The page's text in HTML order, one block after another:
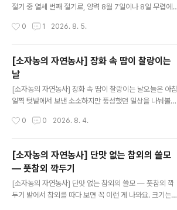
절기 중 열세 번째 절기로, 양력 8월 7일이나 8일 무렵에
는 때이다. 대서와 처서 사이에 들며, 동양의 역법에서는 이
(孟秋), 곧 초가을이라 부르는 것도 같은 까닭이다. 지난 대
서 편에서 삼복이 절기가 아니라 잡절이라는 이야기를 다.
그 삼복의 마지막인 말복은 입추가 지난 뒤 첫 경일(庚日)
에 든다. 그러니까 말복은 언제나 입추 뒤에 온다. 올해로
치면 입추가 8월 7일, 말복이 8월 14일이다. 게다가 올해
해이다. 더위가 그만큼 길게 늘어진다는 뜻이다. 가을이..
0 1 2026. 8. 5.
[소자농의 자연농사] 장화 속 땀이 찰랑이는
날
[소자농의 자연농사] 장화 속 땀이 찰랑이는 날오늘은 아침
일찍 텃밭에서 보낸 소소하지만 풍성했던 일상을 나눠볼게
하니, 마침 공동체 회원님과 그분의 형수님께서도 일찍 나
정성스런 아침상을 차렸죠. 윤기 흐르는 찰밥에 구운 김, 찐
옥수수와 깻잎장아찌, 전라도식 김치, 그리고 상큼한 과일
까지… 밭 한가운데서 즐기는 뷔페 부럽지 않은 아침 식사
덕분에 금세 기분 좋은 배부름이 찾아왔어요. 예초기 둘러
메고, 내친김에식사를 마친 후에는 예초기를 둘러메고 공
0 0 2026. 8. 4.
[소자농의 자연농사] 단맛 없는 참외의 쓸모
— 풋참외 깍두기
[소자농의 자연농사] 단맛 없는 참외의 쓸모 — 풋참외 깍
두기 밭에서 참외를 따다 보면 꼭 이런 게 나와요. 크기는